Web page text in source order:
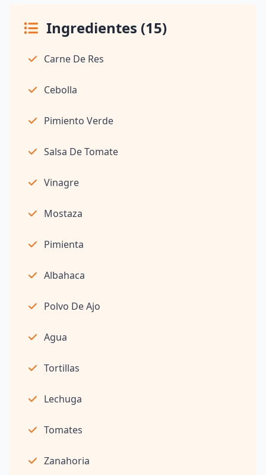
Ingredientes (15)
Carne De Res
Cebolla
Pimiento Verde
Salsa De Tomate
Vinagre
Mostaza
Pimienta
Albahaca
Polvo De Ajo
Agua
Tortillas
Lechuga
Tomates
Zanahoria